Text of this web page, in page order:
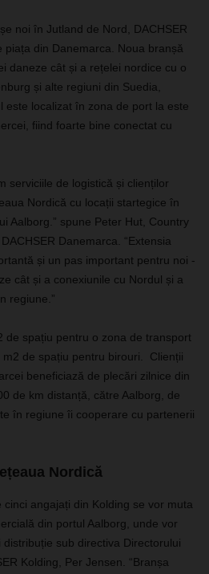
noi în Jutland de Nord, DACHSER
din Danemarca. Noua branșă
daneze cât și a rețelei nordice cu o
și alte regiuni din Suedia,
este localizat în zona de port la este
fiind foarte bine conectat cu
serviciile de logistică și clienților
Nordică cu locații startegice în
Aalborg.” spune Peter Hut, Country
Danemarca. “Extensia
și un pas important pentru noi -
cât și a conexiunile cu Nordul și a
regiune.”
de spațiu pentru o zona de transport
de spațiu pentru birouri. Clienții
beneficiază de plecări zilnice din
de km distanță, către Aalborg, de
în regiune îi cooperare cu partenerii
Nordică
angajați din Kolding se vor muta
din portul Aalborg, unde vor
sub directiva Directorului
Kolding, Per Jensen. “Branșa